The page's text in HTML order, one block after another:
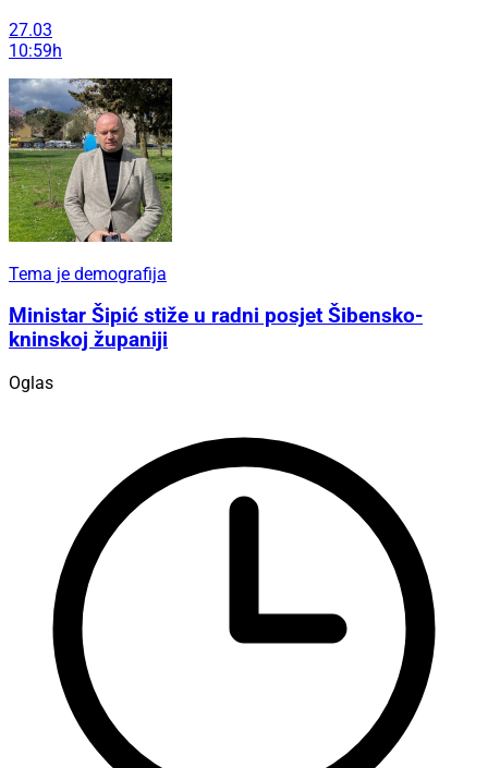
27.03
10:59h
Tema je demografija
Ministar Šipić stiže u radni posjet Šibensko-
kninskoj županiji
Oglas